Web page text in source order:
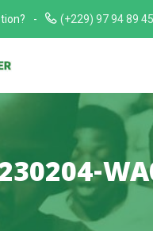
(+229) 97 94 89 45